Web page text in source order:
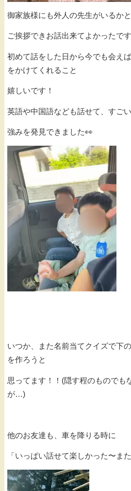
御家族様にも外人の先生がいるか
ご挨拶できお話出来てよかったです
初めて話をした日から今でも会え
をかけてくれること
嬉しいです！
英語や中国語なども話せて、すご
強みを発見できました👀
いつか、また名前当てクイズで下
を作ろうと
思ってます！！(隠す程のものでも
が…)
他のお友達も、車を降りる時に
「いっぱい話せて楽しかった〜ま